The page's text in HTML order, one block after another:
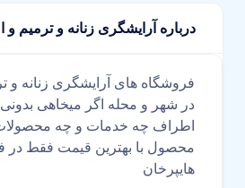
درباره آرایشگری زنانه و ترمیم و
فروشگاه های آرایشگری زنانه و
در شهر و محله اگر میخاهی
اطراف چه خدمات و چه محصولات
محصول با بهترین قیمت فقط در
هایپرخان